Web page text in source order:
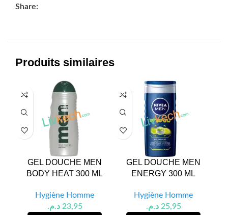
Share:
Produits similaires
GEL DOUCHE MEN
BODY HEAT 300 ML
Hygiène Homme
23,95 د.م.
GEL DOUCHE MEN
ENERGY 300 ML
Hygiène Homme
25,95 د.م.